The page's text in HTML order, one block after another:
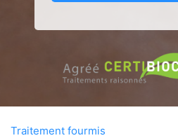
Traitement fourmis